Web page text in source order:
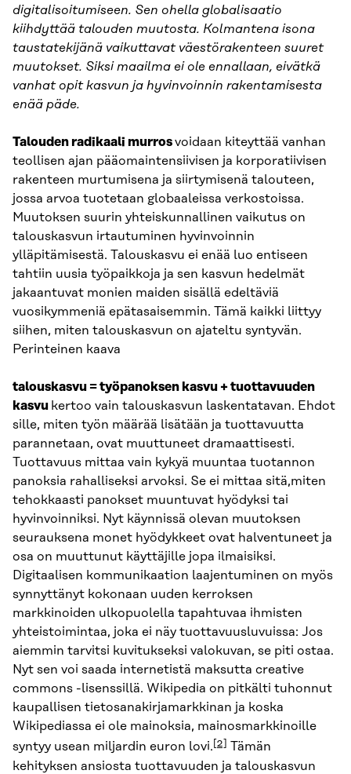
digitalisoitumiseen. Sen ohella globalisaatio
kiihdyttää talouden muutosta. Kolmantena isona
taustatekijänä vaikuttavat väestörakenteen suuret
muutokset. Siksi maailma ei ole ennallaan, eivätkä
vanhat opit kasvun ja hyvinvoinnin rakentamisesta
enää päde.
Talouden radikaali murrosvoidaan kiteyttää vanhan
teollisen ajan pääomaintensiivisen ja korporatiivisen
rakenteen murtumisena ja siirtymisenä talouteen,
jossa arvoa tuotetaan globaaleissa verkostoissa.
Muutoksen suurin yhteiskunnallinen vaikutus on
talouskasvun irtautuminen hyvinvoinnin
ylläpitämisestä. Talouskasvu ei enää luo entiseen
tahtiin uusia työpaikkoja ja sen kasvun hedelmät
jakaantuvat monien maiden sisällä edeltäviä
vuosikymmeniä epätasaisemmin. Tämä kaikki liittyy
siihen, miten talouskasvun on ajateltu syntyvän.
Perinteinen kaava
talouskasvu = työpanoksen kasvu + tuottavuuden
kasvu kertoo vain talouskasvun laskentatavan. Ehdot
sille, miten työn määrää lisätään ja tuottavuutta
parannetaan, ovat muuttuneet dramaattisesti.
Tuottavuus mittaa vain kykyä muuntaa tuotannon
panoksia rahalliseksi arvoksi. Se ei mittaa sitä,miten
tehokkaasti panokset muuntuvat hyödyksi tai
hyvinvoinniksi. Nyt käynnissä olevan muutoksen
seurauksena monet hyödykkeet ovat halventuneet ja
osa on muuttunut käyttäjille jopa ilmaisiksi.
Digitaalisen kommunikaation laajentuminen on myös
synnyttänyt kokonaan uuden kerroksen
markkinoiden ulkopuolella tapahtuvaa ihmisten
yhteistoimintaa, joka ei näy tuottavuusluvuissa: Jos
aiemmin tarvitsi kuvitukseksi valokuvan, se piti ostaa.
Nyt sen voi saada internetistä maksutta creative
commons -lisenssillä. Wikipedia on pitkälti tuhonnut
kaupallisen tietosanakirjamarkkinan ja koska
Wikipediassa ei ole mainoksia, mainosmarkkinoille
syntyy usean miljardin euron lovi. [2] Tämän
kehityksen ansiosta tuottavuuden ja talouskasvun